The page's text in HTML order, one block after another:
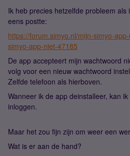
Ik heb precies hetzelfde probleem
eens postte:
https://forum.simyo.nl/mijn-simyo-
simyo-app-niet-47185
De app accepteert mijn wachtwoord
volg voor een nieuw wachtwoord
Zelfde telefoon als hierboven.
Wanneer ik de app deinstalleer, kan
inloggen.
Maar het zou fijn zijn om weer een
Wat is er aan de hand?